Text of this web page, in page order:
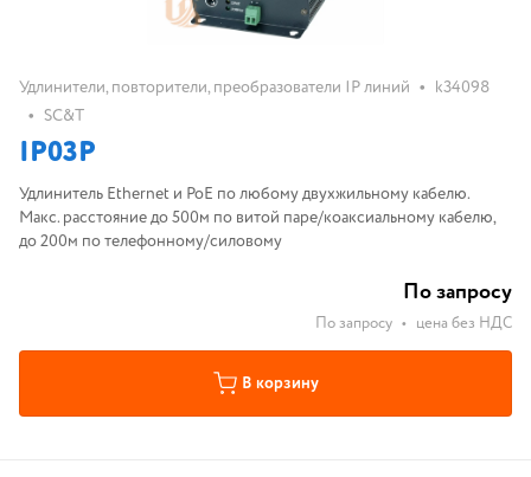
Удлинители, повторители, преобразователи IP линий • k34098
• SC&T
IP03P
Удлинитель Ethernet и PoE по любому двухжильному кабелю.
Макс. расстояние до 500м по витой паре/коаксиальному кабелю,
до 200м по телефонному/силовому
По запросу
По запросу • цена без НДС
В корзину